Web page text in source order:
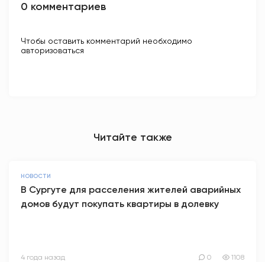
0 комментариев
Чтобы оставить комментарий необходимо
авторизоваться
Читайте также
НОВОСТИ
В Сургуте для расселения жителей аварийных
домов будут покупать квартиры в долевку
4 года назад 0 1108